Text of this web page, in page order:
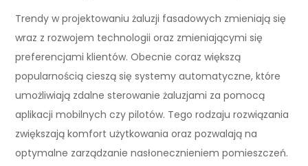
Trendy w projektowaniu żaluzji fasadowych zmieniają się
wraz z rozwojem technologii oraz zmieniającymi się
preferencjami klientów. Obecnie coraz większą
popularnością cieszą się systemy automatyczne, które
umożliwiają zdalne sterowanie żaluzjami za pomocą
aplikacji mobilnych czy pilotów. Tego rodzaju rozwiązania
zwiększają komfort użytkowania oraz pozwalają na
optymalne zarządzanie nasłonecznieniem pomieszczeń.